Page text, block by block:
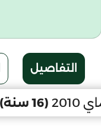
التفاصيل
(16 سنة)